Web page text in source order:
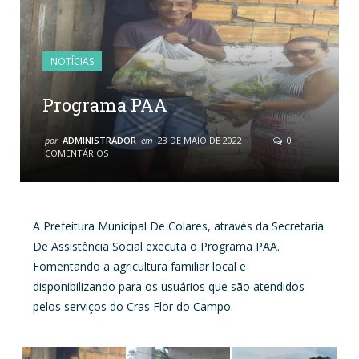
NOTÍCIAS
Programa PAA
por ADMINISTRADOR em 23 DE MAIO DE 2022
0
COMENTÁRIOS
A Prefeitura Municipal De Colares, através da Secretaria
De Assistência Social executa o Programa PAA.
Fomentando a agricultura familiar local e
disponibilizando para os usuários que são atendidos
pelos serviços do Cras Flor do Campo.